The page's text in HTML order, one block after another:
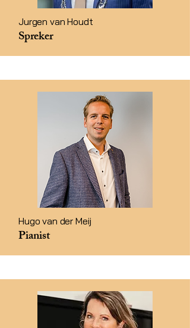
Jurgen van Houdt​
Spreker
Hugo van der Meij
Pianist